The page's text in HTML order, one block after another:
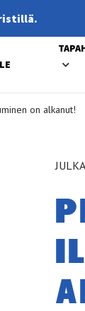
on alkanut!